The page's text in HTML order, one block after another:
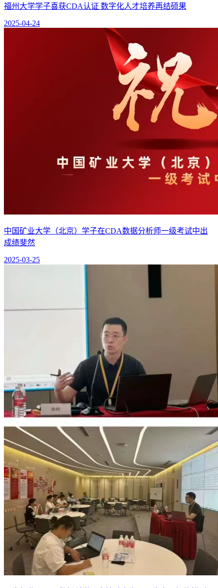
福州大学学子喜获CDA认证 数字化人才培养再结硕果
2025-04-24
中国矿业大学（北京）学子在CDA数据分析师一级考试中出
成绩斐然
2025-03-25